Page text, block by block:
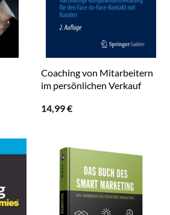
Coaching von Mitarbeitern
im persönlichen Verkauf
14,99€